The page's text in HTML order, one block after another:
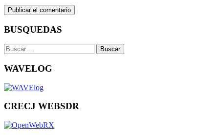
BUSQUEDAS
Buscar:
WAVELOG
CRECJ WEBSDR